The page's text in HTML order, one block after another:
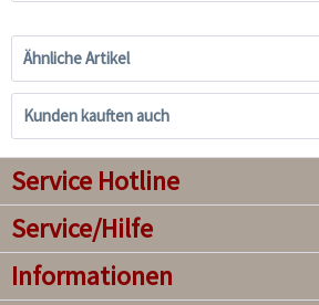
Ähnliche Artikel
Kunden kauften auch
Service Hotline
Service/Hilfe
Informationen